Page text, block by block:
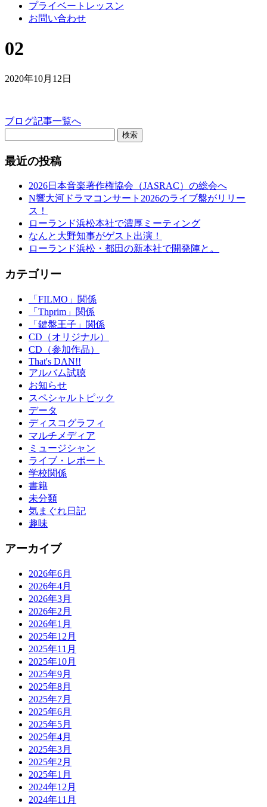
プライベートレッスン
お問い合わせ
02
2020年10月12日
ブログ記事一覧へ
検索
最近の投稿
2026日本音楽著作権協会（JASRAC）の総会へ
N響大河ドラマコンサート2026のライブ盤がリリー
ス！
ローランド浜松本社で濃厚ミーティング
なんと大野知事がゲスト出演！
ローランド浜松・都田の新本社で開発陣と。
カテゴリー
「FILMO」関係
「Thprim」関係
「鍵盤王子」関係
CD（オリジナル）
CD（参加作品）
That's DAN!!
アルバム試聴
お知らせ
スペシャルトピック
データ
ディスコグラフィ
マルチメディア
ミュージシャン
ライブ・レポート
学校関係
書籍
未分類
気まぐれ日記
趣味
アーカイブ
2026年6月
2026年4月
2026年3月
2026年2月
2026年1月
2025年12月
2025年11月
2025年10月
2025年9月
2025年8月
2025年7月
2025年6月
2025年5月
2025年4月
2025年3月
2025年2月
2025年1月
2024年12月
2024年11月